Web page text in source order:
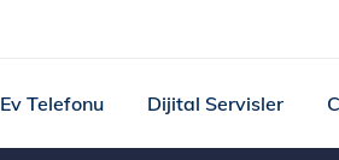
Ev Telefonu Dijital Servisler